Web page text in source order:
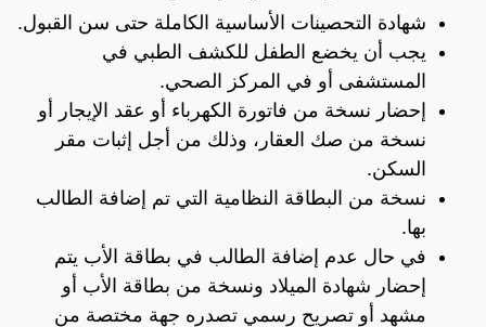
شهادة التحصينات الأساسية الكاملة حتى سن القبول.
يجب أن يخضع الطفل للكشف الطبي في
المستشفى أو في المركز الصحي.
إحضار نسخة من فاتورة الكهرباء أو عقد الإيجار أو
نسخة من صك العقار، وذلك من أجل إثبات مقر
السكن.
نسخة من البطاقة النظامية التي تم إضافة الطالب
بها.
في حال عدم إضافة الطالب في بطاقة الأب يتم
إحضار شهادة الميلاد ونسخة من بطاقة الأب أو
مشهد أو تصريح رسمي تصدره جهة مختصة من